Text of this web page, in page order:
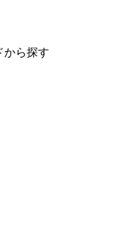
から探す